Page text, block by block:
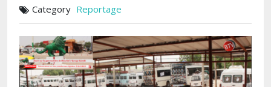
Category Reportage